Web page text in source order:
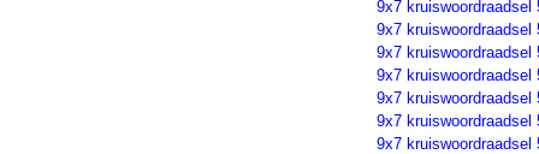
9x7 kruiswoordraadsel
9x7 kruiswoordraadsel
9x7 kruiswoordraadsel
9x7 kruiswoordraadsel
9x7 kruiswoordraadsel
9x7 kruiswoordraadsel
9x7 kruiswoordraadsel